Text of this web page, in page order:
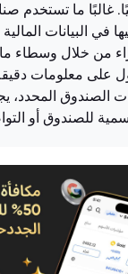
غالبًا ما تستخدم
في البيانات
من خلال وسطاء
على معلومات
الصندوق المحدد،
للصندوق أو